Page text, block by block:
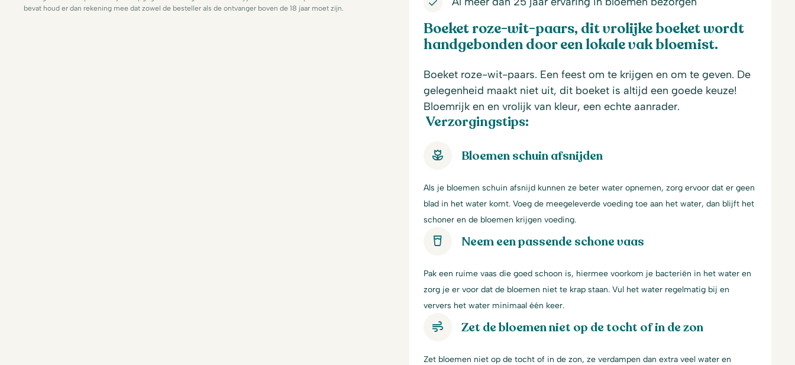
bevat houd er dan rekening mee dat zowel de besteller als de ontvanger boven de 18 jaar moet zijn.
Boeket roze-wit-paars, dit vrolijke boeket wordt
handgebonden door een lokale vak bloemist.
Boeket roze-wit-paars. Een feest om te krijgen en om te geven. De
gelegenheid maakt niet uit, dit boeket is altijd een goede keuze!
Bloemrijk en en vrolijk van kleur, een echte aanrader.
Verzorgingstips:
Bloemen schuin afsnijden
Als je bloemen schuin afsnijd kunnen ze beter water opnemen, zorg ervoor dat er geen
blad in het water komt. Voeg de meegeleverde voeding toe aan het water, dan blijft het
schoner en de bloemen krijgen voeding.
Neem een passende schone vaas
Pak een ruime vaas die goed schoon is, hiermee voorkom je bacteriën in het water en
zorg je er voor dat de bloemen niet te krap staan. Vul het water regelmatig bij en
ververs het water minimaal één keer.
Zet de bloemen niet op de tocht of in de zon
Zet bloemen niet op de tocht of in de zon, ze verdampen dan extra veel water en